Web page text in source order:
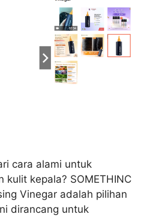
cara alami untuk
kepala? SOMETHINC
Vinegar adalah pilihan
dirancang untuk